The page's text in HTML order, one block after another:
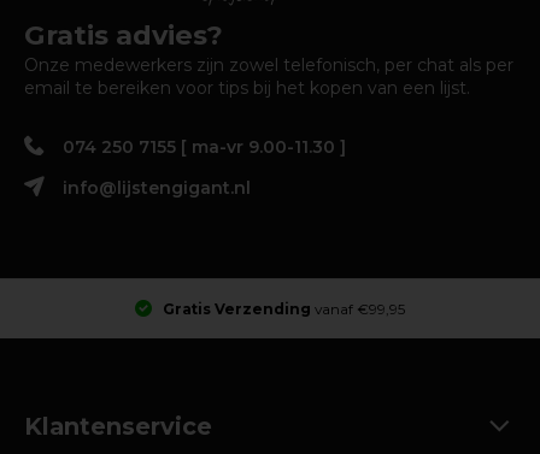
Gratis advies?
Onze medewerkers zijn zowel telefonisch, per chat als per
email te bereiken voor tips bij het kopen van een lijst.
074 250 7155 [ ma-vr 9.00-11.30 ]
info@lijstengigant.nl
Gratis Verzending vanaf €99,95
Klantenservice